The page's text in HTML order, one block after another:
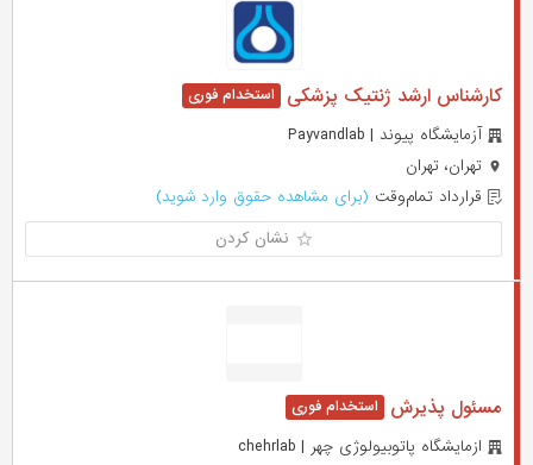
کارشناس ارشد ژنتیک پزشکی
آزمایشگاه پیوند | Payvandlab
تهران، تهران
قرارداد تمام‌وقت (برای مشاهده حقوق وارد شوید)
نشان کردن
مسئول پذیرش
ازمایشگاه پاتوبیولوژی چهر | chehrlab